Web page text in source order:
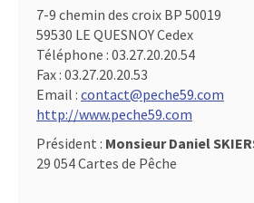
7-9 chemin des croix BP 50019
59530 LE QUESNOY Cedex
Téléphone : 03.27.20.20.54
Fax : 03.27.20.20.53
Email : contact@peche59.com
http://www.peche59.com
Président : Monsieur Daniel
29 054 Cartes de Pêche